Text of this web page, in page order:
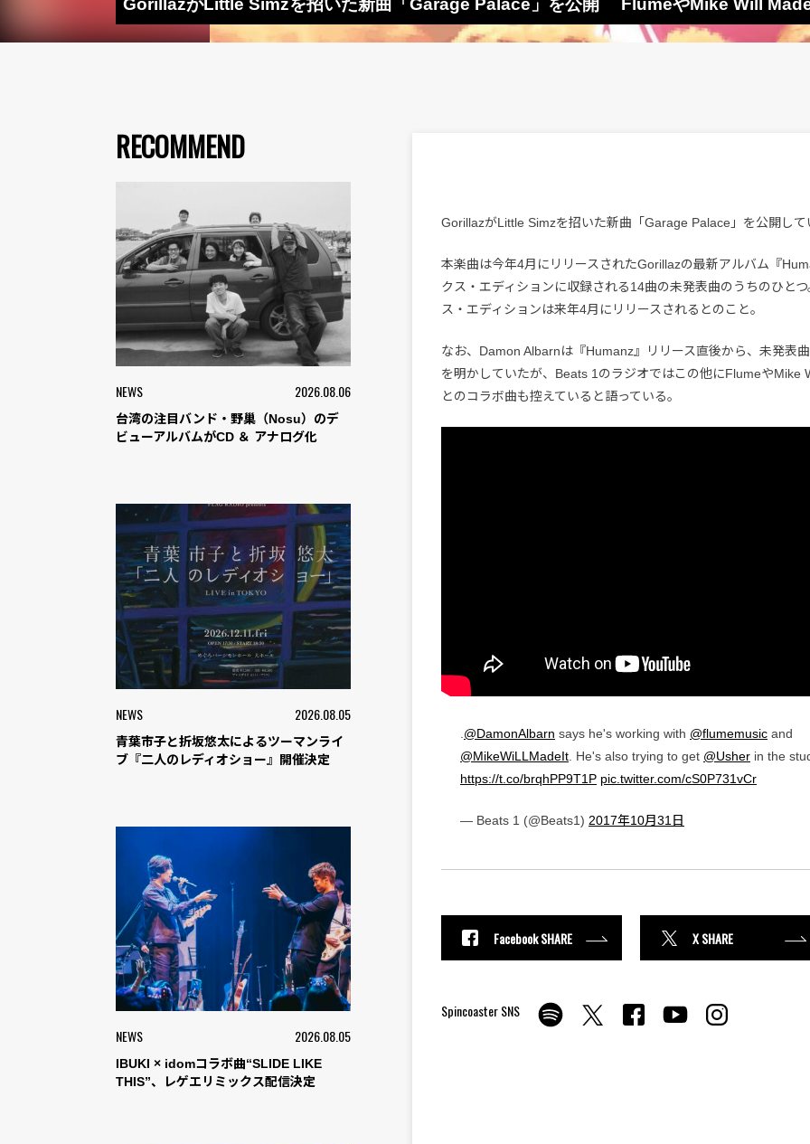
GorillazがLittle Simzを招いた新曲「Garage Palace」を公開 FlumeやMike Will
RECOMMEND
NEWS 2026.08.06
台湾の注目バンド・野巢（Nosu）のデ
ビューアルバムがCD ＆ アナログ化
NEWS 2026.08.05
青葉市子と折坂悠太によるツーマンライ
ブ『二人のレディオショー』開催決定
NEWS 2026.08.05
IBUKI × idomコラボ曲“SLIDE LIKE
THIS”、レゲエリミックス配信決定
GorillazがLittle Simzを招いた新曲「Garage Palace」を公開して
本楽曲は今年4月にリリースされたGorillazの最新アルバム『
クス・エディションに収録される14曲の未発表曲のうちのひと
ス・エディションは来年4月にリリースされるとのこと。
なお、Damon Albarnは『Humanz』リリース直後から、未発表
を明かしていたが、Beats 1‏のラジオではこの他にFlumeやMike Will Made-It、Usher
とのコラボ曲も控えていると語っている。
@DamonAlbarn says he's working with @flumemusic and
@MikeWiLLMadeIt . He's also trying to get @Usher in the
https://t.co/brqhPP9T1P pic.twitter.com/cS0P731vCr
— Beats 1 (@Beats1) 2017年10月31日
Facebook SHARE X SHARE
Spincoaster SNS